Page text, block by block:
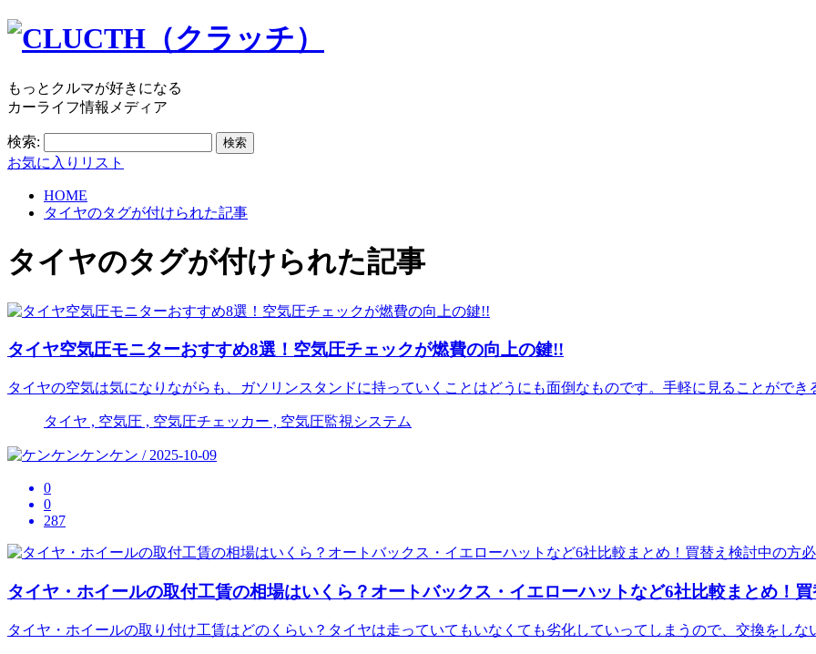
もっとクルマが好きになる
カーライフ情報メディア
検索:
お気に入りリスト
HOME
タイヤのタグが付けられた記事
タイヤのタグが付けられた記事
タイヤ空気圧モニターおすすめ8選！空気圧チェックが燃費の向上の鍵!!
タイヤの空気は気になりながらも、ガソリンスタンドに持っていくことはどうにも面倒なものです。手軽に見ることがで
タイヤ , 空気圧 , 空気圧チェッカー , 空気圧監視システム
ケンケン / 2025-10-09
0
0
287
タイヤ・ホイールの取付工賃の相場はいくら？オートバックス・イエローハットなど6社比較まとめ！買
タイヤ・ホイールの取り付け工賃はどのくらい？タイヤは走っていてもいなくても劣化していってしまうので、交換をし